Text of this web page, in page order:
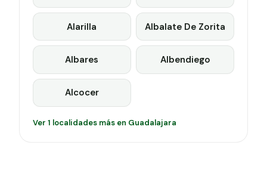
Alarilla Albalate De Zorita
Albares Albendiego
Alcocer
Ver 1 localidades más en Guadalajara